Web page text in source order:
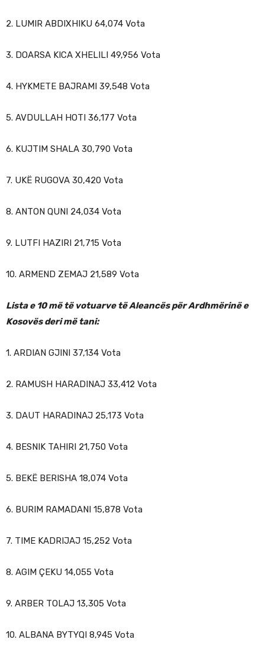
2. LUMIR ABDIXHIKU 64,074 Vota
3. DOARSA KICA XHELILI 49,956 Vota
4. HYKMETE BAJRAMI 39,548 Vota
5. AVDULLAH HOTI 36,177 Vota
6. KUJTIM SHALA 30,790 Vota
7. UKË RUGOVA 30,420 Vota
8. ANTON QUNI 24,034 Vota
9. LUTFI HAZIRI 21,715 Vota
10. ARMEND ZEMAJ 21,589 Vota
Lista e 10 më të votuarve të Aleancës për Ardhmërinë e
Kosovës deri më tani:
1. ARDIAN GJINI 37,134 Vota
2. RAMUSH HARADINAJ 33,412 Vota
3. DAUT HARADINAJ 25,173 Vota
4. BESNIK TAHIRI 21,750 Vota
5. BEKË BERISHA 18,074 Vota
6. BURIM RAMADANI 15,878 Vota
7. TIME KADRIJAJ 15,252 Vota
8. AGIM ÇEKU 14,055 Vota
9. ARBER TOLAJ 13,305 Vota
10. ALBANA BYTYQI 8,945 Vota